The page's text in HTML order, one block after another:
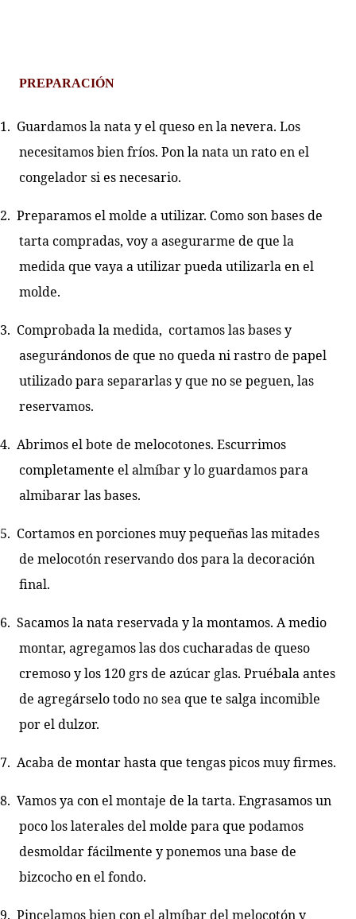
PREPARACIÓN
1. Guardamos la nata y el queso en la nevera. Los
necesitamos bien fríos. Pon la nata un rato en el
congelador si es necesario.
2. Preparamos el molde a utilizar. Como son bases de
tarta compradas, voy a asegurarme de que la
medida que vaya a utilizar pueda utilizarla en el
molde.
3. Comprobada la medida, cortamos las bases y
asegurándonos de que no queda ni rastro de papel
utilizado para separarlas y que no se peguen, las
reservamos.
4. Abrimos el bote de melocotones. Escurrimos
completamente el almíbar y lo guardamos para
almibarar las bases.
5. Cortamos en porciones muy pequeñas las mitades
de melocotón reservando dos para la decoración
final.
6. Sacamos la nata reservada y la montamos. A medio
montar, agregamos las dos cucharadas de queso
cremoso y los 120 grs de azúcar glas. Pruébala antes
de agregárselo todo no sea que te salga incomible
por el dulzor.
7. Acaba de montar hasta que tengas picos muy firmes.
8. Vamos ya con el montaje de la tarta. Engrasamos un
poco los laterales del molde para que podamos
desmoldar fácilmente y ponemos una base de
bizcocho en el fondo.
9. Pincelamos bien con el almíbar del melocotón y